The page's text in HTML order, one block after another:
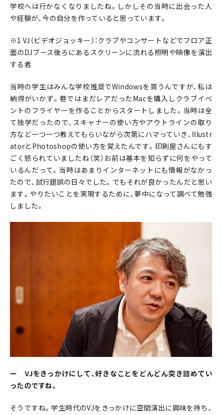
学校へは行かなくなりましたね。しかしその当時に出会った人
や経験が、今の自分を作っていると思っています。
※1 VJ（ビデオジョッキー）：クラブやコンサートなどでフロア正
面のDJブース後ろにあるスクリーンに流れる照明や映像を演出
する者
当時の学生はみんな学校推奨でWindowsを買うんですが、私は
納得がいかず。巷ではまだレアだったMacを購入しクラブイベ
ントのフライヤーを作ることからスタートしました。当時は全
て独学だったので、スキャナーの使い方やアウトラインの取り
方など一つ一つ教えてもらいながら次第にハマっていき、Illustr
atorとPhotoshopの使い方を覚えたんです。印刷屋さんにもす
ごく怒られていましたね（笑）お前は基本を知らずに何をやって
いるんだって。当時はあまりインターネットにも情報がなかっ
たので、試行錯誤の日々でした。でもそれが良かったんだと思い
ます。やりたいことを実現するために、夢中になって調べて勉強
しました。
ー VJをきっかけにして、好きなことをどんどん突き詰めてい
ったのですね。
そうですね。学生時代のVJをきっかけに空間演出に興味を持ち、